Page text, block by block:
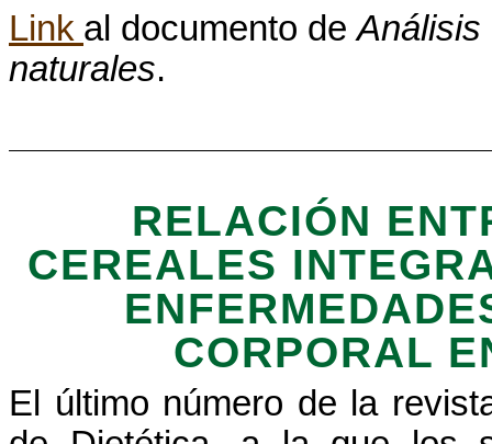
Link al documento deAnálisis
naturales.
RELACIÓN
CEREALES
CORPORAL
El último número de la